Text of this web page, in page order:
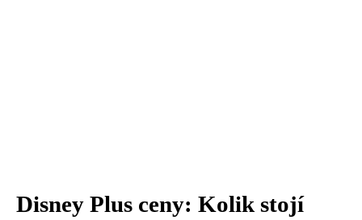
Disney Plus ceny: Kolik stojí